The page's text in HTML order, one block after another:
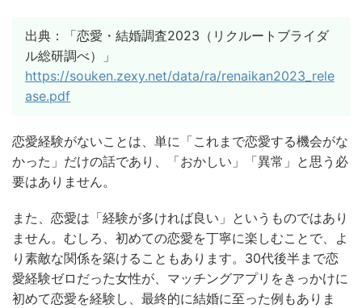
出典：「恋愛・結婚調査2023（リクルートブライダ
ル総研調べ）」
https://souken.zexy.net/data/ra/renaikan2023_rele
ase.pdf
恋愛経験がないことは、単に「これまで恋愛する機会がな
かった」だけの話であり、「おかしい」「異常」と思う必
要はありません。
また、恋愛は「経験が多ければ良い」というものではあり
ません。むしろ、初めての恋愛を丁寧に楽しむことで、よ
り素敵な関係を築けることもあります。30代後半まで恋
愛経験ゼロだった女性が、マッチングアプリをきっかけに
初めて恋愛を経験し、最終的に結婚に至った例もありま